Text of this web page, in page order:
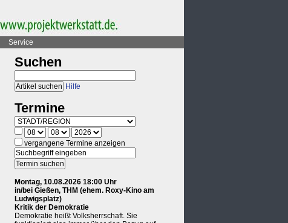
Service
Suchen
Hilfe
Termine
vergangene Termine anzeigen
Montag, 10.08.2026 18:00 Uhr
in/bei Gießen, THM (ehem. Roxy-Kino am
Ludwigsplatz)
Kritik der Demokratie
Demokratie heißt Volksherrschaft. Sie